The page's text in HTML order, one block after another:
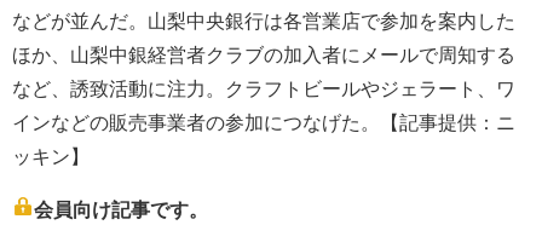
などが並んだ。山梨中央銀行は各営業店で参加を案内した
ほか、山梨中銀経営者クラブの加入者にメールで周知する
など、誘致活動に注力。クラフトビールやジェラート、ワ
インなどの販売事業者の参加につなげた。【記事提供：ニ
ッキン】
会員向け記事です。